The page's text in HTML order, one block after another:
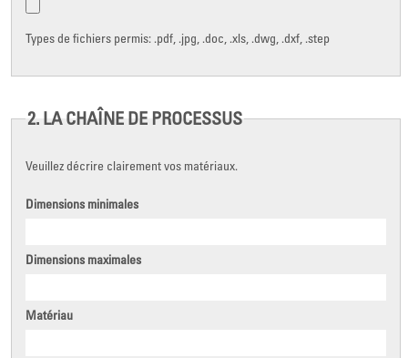
Types de fichiers permis: .pdf, .jpg, .doc, .xls, .dwg, .dxf, .step
2. LA CHAÎNE DE PROCESSUS
Veuillez décrire clairement vos matériaux.
Dimensions minimales
Dimensions maximales
Matériau